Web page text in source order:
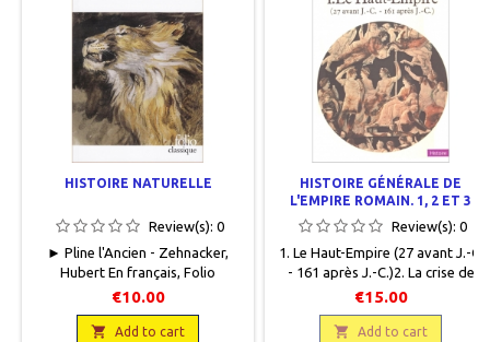
HISTOIRE NATURELLE
Review(s): 0
► Pline l'Ancien - Zehnacker,
Hubert En français, Folio
Classique, Gallimard, 2007, 11 x
18, 421 pages, broché.Neuf.
9782070389216
€10.00
 Add to cart
HISTOIRE GÉNÉRALE DE
L'EMPIRE ROMAIN. 1, 2 ET 3
Review(s): 0
1. Le Haut-Empire (27 avant J.-C.
- 161 après J.-C.)2. La crise de
l'Empire (161-284)3. Le Bas-
Empire (284-395)► Petit, Paul En
français, Points Histoire, Editions
€15.00
 Add to cart